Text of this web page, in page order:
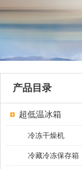
产品目录
超低温冰箱
冷冻干燥机
冷藏冷冻保存箱